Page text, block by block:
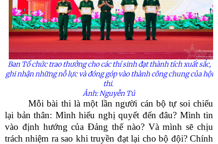
Ban Tổ chức trao thưởng cho các thí sinh đạt thành tích xuất sắc,
ghi nhận những nỗ lực và đóng góp vào thành công chung của hội
thi.
Ảnh: Nguyễn Tú
Mỗi bài thi là một lần người cán bộ tự soi chiếu
lại bản thân: Mình hiểu nghị quyết đến đâu? Mình tin
vào định hướng của Đảng thế nào? Và mình sẽ chịu
trách nhiệm ra sao khi truyền đạt lại cho bộ đội? Chính